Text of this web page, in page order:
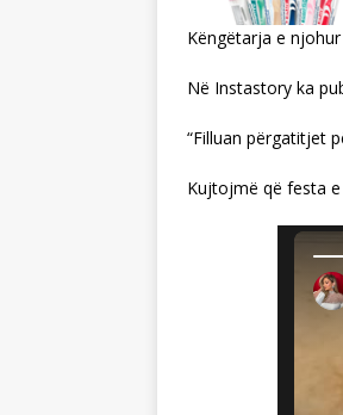
Këngëtarja e
Në Instastory ka
“Filluan përgatitjet
Kujtojmë që festa